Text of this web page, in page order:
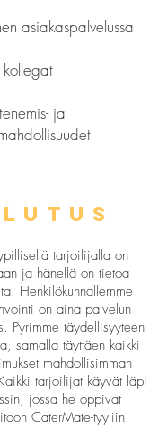
asiakaspalvelussa
ja
tarjoilijalla on
ja hänellä on tietoa
Henkilökunnallemme
on aina palvelun
Pyrimme täydellisyyteen
samalla täyttäen kaikki
mahdollisimman
tarjoilijat käyvät läpi
jossa he oppivat
CaterMate-tyyliin.